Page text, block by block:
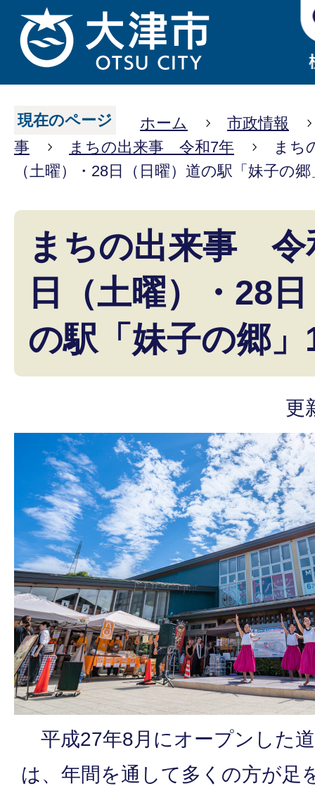
現在のページ ホーム
市政情報
事
まちの出来事 令和7年
まち
（土曜）・28日（日曜）道の駅「妹子の
まちの出来事 令
日（土曜）・28
の駅「妹子の郷
更
平成27年8月にオープンした
は、年間を通して多くの方が足